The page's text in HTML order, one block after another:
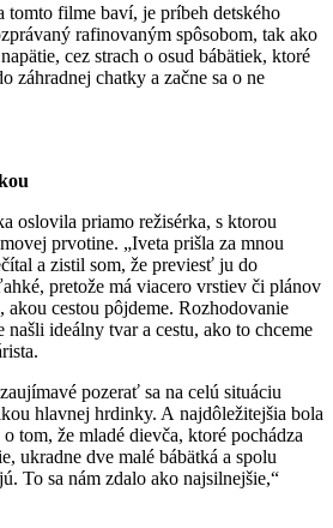
tomto filme baví, je príbeh detského
rafinovaným spôsobom, tak ako
cez strach o osud bábätiek, ktoré
záhradnej chatky a začne sa o ne
oslovila priamo režisérka, s ktorou
prvotine. „Iveta prišla za mnou
a zistil som, že previesť ju do
pretože má viacero vrstiev či plánov
akou cestou pôjdeme. Rozhodovanie
ideálny tvar a cestu, ako to chceme
pozerať sa na celú situáciu
hlavnej hrdinky. A najdôležitejšia bola
tom, že mladé dievča, ktoré pochádza
ukradne dve malé bábätká a spolu
To sa nám zdalo ako najsilnejšie,“